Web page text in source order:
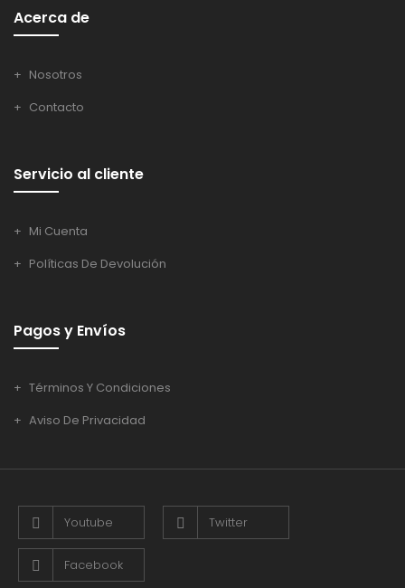
Acerca de
Nosotros
Contacto
Servicio al cliente
Mi Cuenta
Políticas De Devolución
Pagos y Envíos
Términos Y Condiciones
Aviso De Privacidad
Youtube Twitter
Facebook